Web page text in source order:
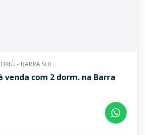
- BARRA SUL
com 2 dorm. na Barra